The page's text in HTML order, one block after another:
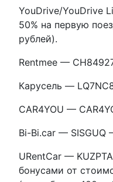
YouDrive/YouDrive
50% на первую
рублей).
Rentmee —
Карусель —
CAR4YOU —
Bi-Bi.car — SISGUQ
URentCar —
бонусами от